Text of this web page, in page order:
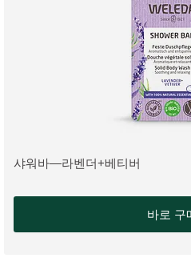
더 알아보기:
샤워바—라벤더+베티버
바로 구